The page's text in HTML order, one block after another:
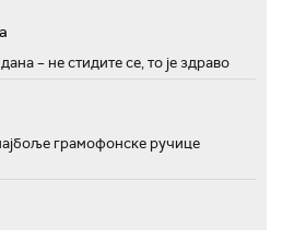
– не стидите се, то је здраво
грамофонске ручице